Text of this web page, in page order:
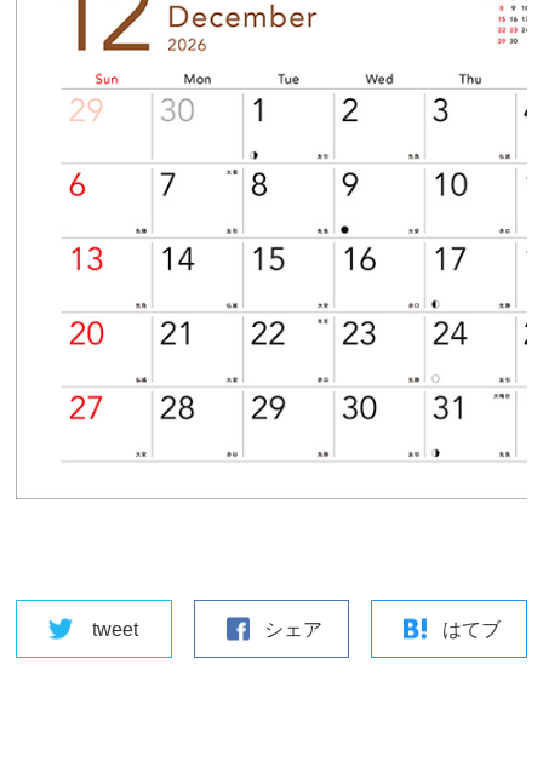
tweet シェア はてブ